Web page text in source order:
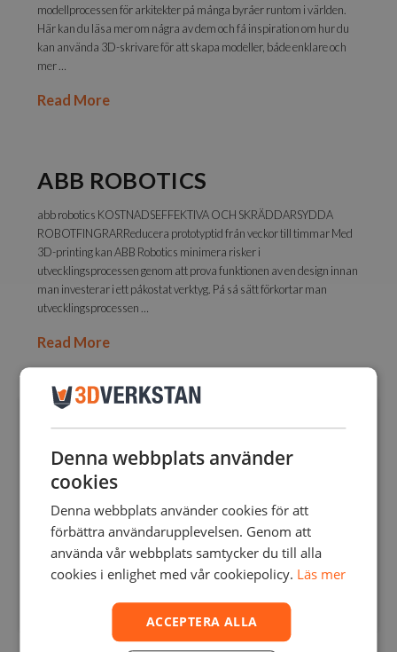
modellprocessen för arkitekter på många byråer runtom i världen.
Här kan du läsa mer om några av dem och få inspiration om hur du
kan använda 3D-skrivare för att skapa modeller, både enklare och
mer …
Read More
ABB ROBOTICS
abb robotics KOSTNADSEFFEKTIVA OCH SKRÄDDARSYDDA
ROBOTFINGRARReducera prototyptid från veckor till timmar Med
3D-printing kan ABB Robotics minimera risker i
utvecklingsprocessen genom att prova funktionen av en design innan
man investerar i ett påkostat verktyg. På så sätt förkortar man
utvecklingsprocessen …
Read More
Denna webbplats använder
cookies
Denna webbplats använder cookies för att
förbättra användarupplevelsen. Genom att
använda vår webbplats samtycker du till alla
cookies i enlighet med vår cookiepolicy. Läs mer
ACCEPTERA ALLA